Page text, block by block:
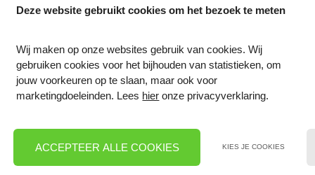
Levensduur 40 jaar
In veel breedtes mogelijk
EPDM stroken zijn licht in gewicht, snel en eenvoudig
aan te brengen in lange banen. Ze zorgen voor een
Deze website gebruikt cookies om het bezoek te meten
Wij maken op onze websites gebruik van cookies. Wij
gebruiken cookies voor het bijhouden van statistieken, om
jouw voorkeuren op te slaan, maar ook voor
marketingdoeleinden. Lees hier onze privacyverklaring.
ACCEPTEER ALLE COOKIES KIES JE COOKIES